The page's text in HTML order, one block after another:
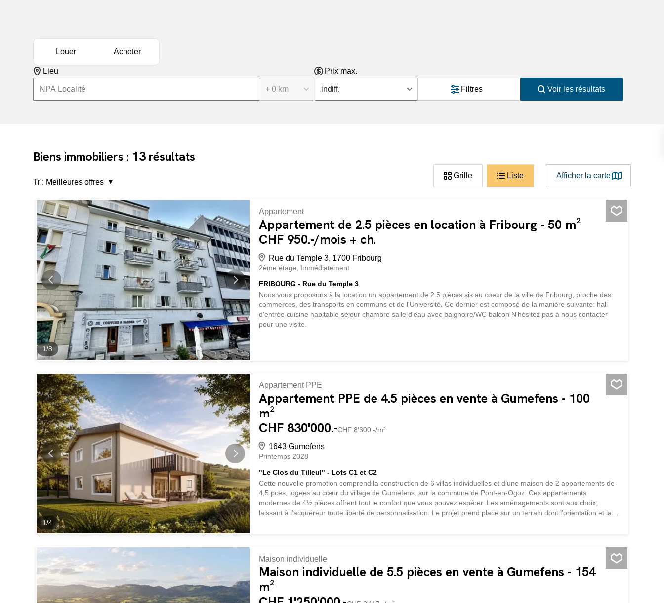
Louer Acheter
Lieu
+ 0 km
Prix max.
indiff. Filtres Voir les résultats
Biens immobiliers : 13 résultats
Tri: Meilleures offres
Grille Liste Afficher la carte
1/8
Appartement
Appartement de 2.5 pièces en location à Fribourg - 50 m²
CHF 950.-/mois + ch.
Rue du Temple 3, 1700 Fribourg
2ème étage
Immédiatement
FRIBOURG - Rue du Temple 3
Nous vous proposons à la location un appartement de 2.5 pièces sis au coeur de la ville de Fribourg, proche des
commerces, des transports en communs et de l'Université. Ce dernier est composé de la manière suivante: hall
d'entrée cuisine habitable séjour chambre salle d'eau avec baignoire/WC balcon N'hésitez pas à nous contacter
pour une visite.
1/4
Appartement PPE
Appartement PPE de 4.5 pièces en vente à Gumefens - 100
m²
CHF 830'000.-CHF 8'300.-/m²
1643 Gumefens
Printemps 2028
"Le Clos du Tilleul" - Lots C1 et C2
Cette nouvelle promotion comprend la construction de 6 villas individuelles et d’une maison de 2 appartements de
4,5 pces, logées au cœur du village de Gumefens, sur la commune de Pont-en-Ogoz. Ces appartements
modernes de 4½ pièces offrent tout le confort que vous pouvez espérer. Les aménagements sont aux choix,
laissant à l'acquéreur toute liberté de personnalisation. Le projet prend place sur un terrain dont l'orientation et la
Cuisine avec îlot Deux chambres Salle d'eau avec douche Cave Surfaces...
Maison individuelle
Maison individuelle de 5.5 pièces en vente à Gumefens - 154
m²